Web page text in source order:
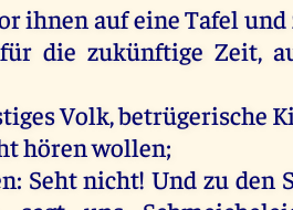
ihnen aufeineTafel und
für die zukünftige Zeit,
Volk, betrügerische
hörenwollen;
: Seht nicht!Und zu den